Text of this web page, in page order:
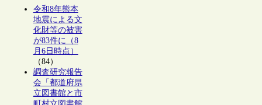
令和8年熊本
地震による文
化財等の被害
が83件に（8
月6日時点）
（84）
調査研究報告
会「都道府県
立図書館と市